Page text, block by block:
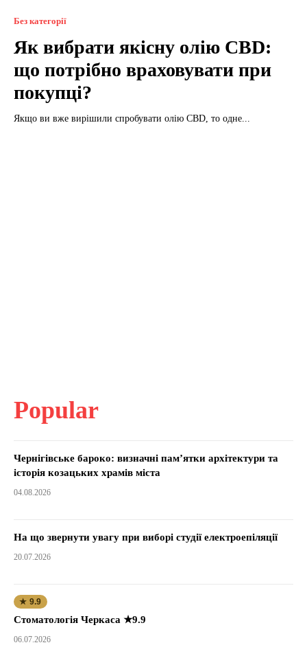
Без категорії
Як вибрати якісну олію CBD:
що потрібно враховувати при
покупці?
Якщо ви вже вирішили спробувати олію CBD, то одне...
Popular
Чернігівське бароко: визначні пам’ятки архітектури та
історія козацьких храмів міста
04.08.2026
На що звернути увагу при виборі студії електроепіляції
20.07.2026
★ 9.9
Стоматологія Черкаса ★9.9
06.07.2026